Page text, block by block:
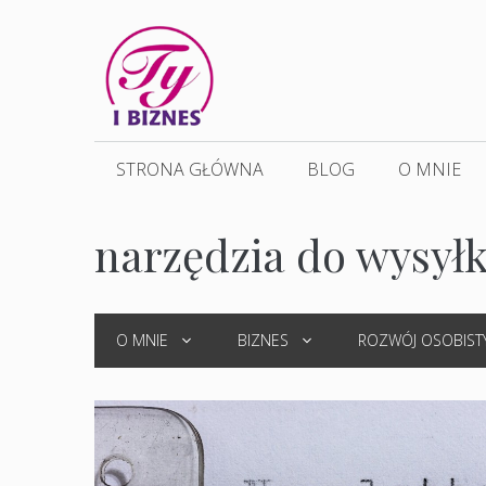
STRONA GŁÓWNA BLOG O MNIE
narzędzia do
O MNIE BIZNES ROZWÓJ